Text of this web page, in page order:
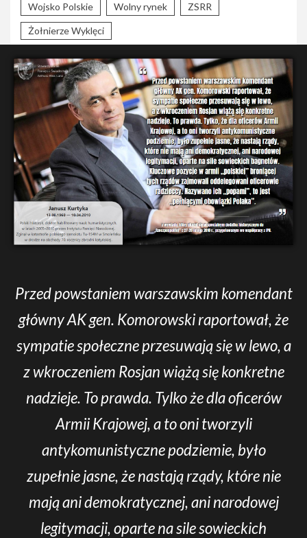
Wojsko Polskie Wolny rynek ZSRR
Żołnierze Wyklęci
Przed powstaniem warszawskim komendant
główny AK gen. Komorowski raportował, że
sympatie społeczne przesuwają się w lewo, a
z wkroczeniem Rosjan wiążą się konkretne
nadzieje. To prawda. Tylko że dla oficerów
Armii Krajowej, a to oni tworzyli
antykomunistyczne podziemie, było
zupełnie jasne, że nastają rządy, które nie
mają ani demokratycznej, ani narodowej
legitymacji, oparte na sile sowieckich